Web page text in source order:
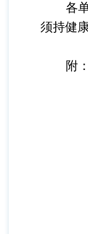
各
须持健
附